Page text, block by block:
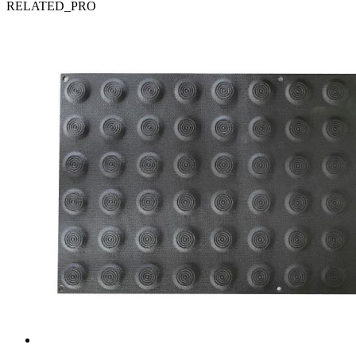
RELATED_PRO